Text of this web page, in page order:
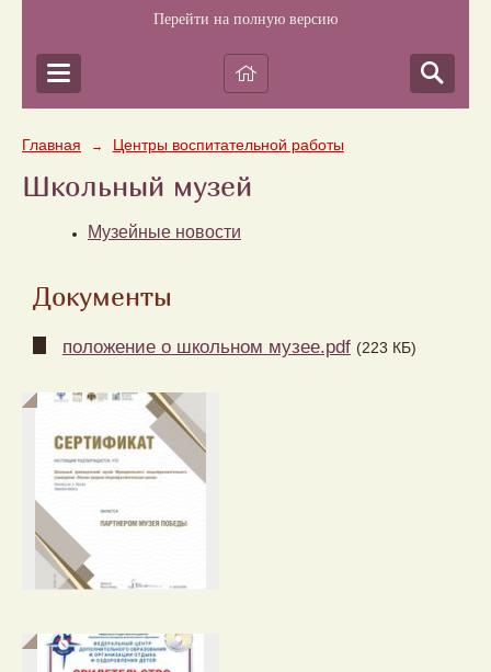
Перейти на полную версию
Главная → Центры воспитательной работы
Школьный музей
Музейные новости
Документы
положение о школьном музее.pdf (223 КБ)